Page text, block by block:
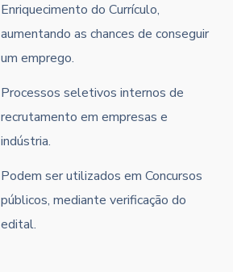
Enriquecimento do Currículo,
aumentando as chances de conseguir
um emprego.
Processos seletivos internos de
recrutamento em empresas e
indústria.
Podem ser utilizados em Concursos
públicos, mediante verificação do
edital.